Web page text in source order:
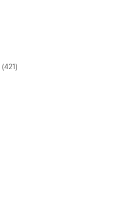
(421)